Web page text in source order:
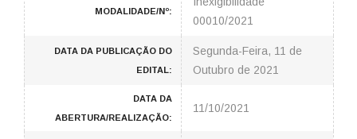
MODALIDADE/Nº:
00010/2021
DATA DA PUBLICAÇÃO DO
EDITAL:
Segunda-Feira, 11 de
Outubro de 2021
DATA DA
ABERTURA/REALIZAÇÃO:
11/10/2021